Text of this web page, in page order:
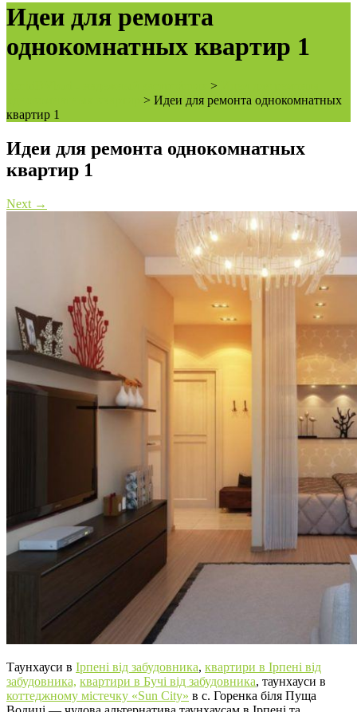
Идеи для ремонта
однокомнатных квартир 1
>
> Идеи для ремонта однокомнатных
квартир 1
Идеи для ремонта однокомнатных
квартир 1
Next →
Таунхауси в Ірпені від забудовника, квартири в Ірпені від
забудовника, квартири в Бучі від забудовника, таунхауси в
коттеджному містечку «Sun City» в с. Горенка біля Пуща